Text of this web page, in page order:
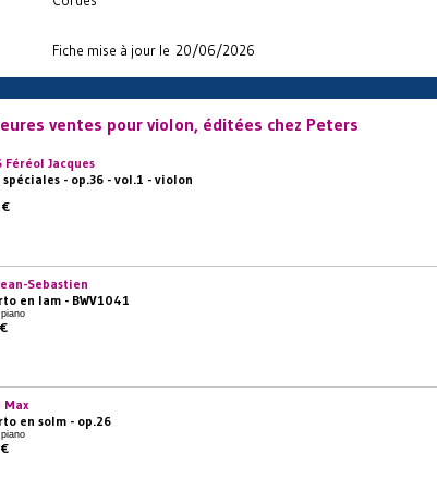
Fiche mise à jour le 20/06/2026
ventes pour violon, éditées chez Peters
Féréol Jacques
spéciales - op.36 - vol.1 - violon
Sebastien
en lam - BWV1041
Max
en solm - op.26